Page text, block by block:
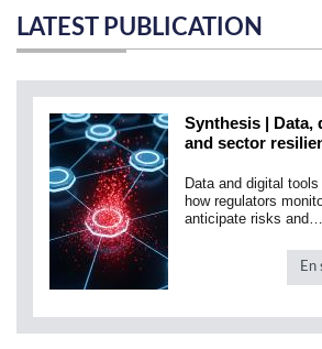
LATEST PUBLICATION
Synthesis | Data,
and sector
Data and digital
how regulators
anticipate risks and…
En